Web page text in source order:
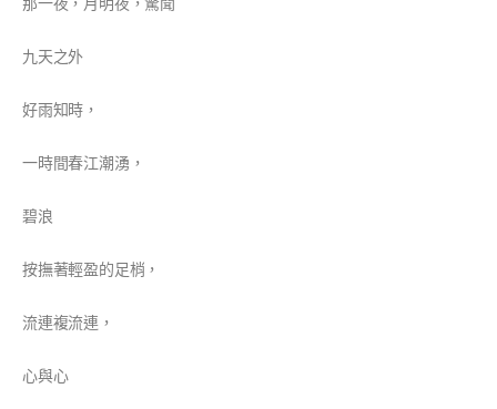
九天之外
好雨知時，
一時間春江潮湧，
碧浪
按撫著輕盈的足梢，
流連複流連，
心與心